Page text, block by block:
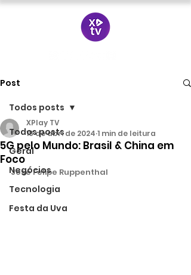
Post
Todos posts
Geral
Negócios
Tecnologia
Festa da Uva
Todos posts
5G pelo Mundo: Brasil & China em
Foco
XPlay TV
18 de abr. de 2024 1 min de leitura
José Felipe Ruppenthal